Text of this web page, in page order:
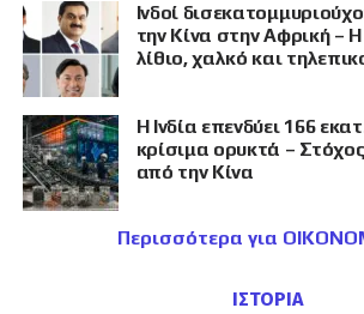
Ινδοί
την Κίνα στην Αφρική –
λίθιο, χαλκό και
Η Ινδία επενδύει 166
κρίσιμα ορυκτά –
από την Κίνα
Περισσότερα για
ΙΣΤΟΡΙΑ